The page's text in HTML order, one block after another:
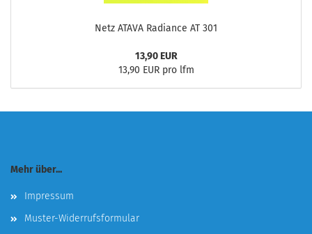
Netz ATAVA Radiance AT 301
13,90 EUR
13,90 EUR pro lfm
Mehr über...
Impressum
Muster-Widerrufsformular